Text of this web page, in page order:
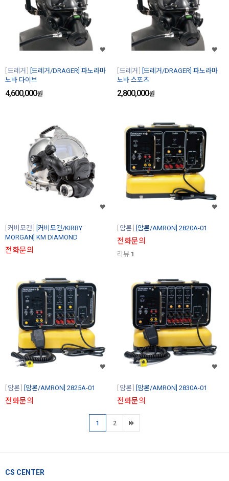
드레거
[드레거/DRAGER] 파노라마
노바 다이브
4,600,000원
드레거
[드레거/DRAGER] 파노라마
노바 스포츠
2,800,000원
커비모건
[커비모건/KIRBY
MORGAN] KM DIAMOND
전화문의
암론 [암론/AMRON] 2820A-01
전화문의
리뷰 1
암론 [암론/AMRON] 2825A-01
전화문의
암론 [암론/AMRON] 2830A-01
전화문의
1 2
CS CENTER